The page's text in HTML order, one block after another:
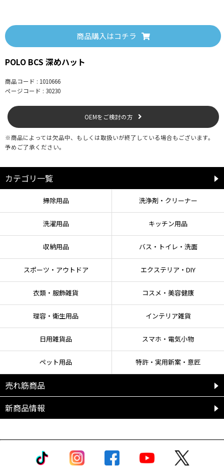
との混合洗いはお避けください。
●素材の特性上、洗濯で多少の縮み、型くずれがあります。洗濯後は弱く絞り
形を整えて陰干ししてください。
●日光の当たる場所や高温・多湿な場所での保管は、変色や劣化の恐れがあり
ますのでお避けください。
この商品はポロ・ビーシーエス株式会社からのライセンス許諾の元、企画生産
したものです。販売元/株式会社シゲマツ
商品購入はコチラ
POLO BCS 深めハット
商品コード : 1010666
ページコード : 30230
OEMをご検討の方
※商品によっては欠品中、もしくは取扱いが終了している場合もございます。
予めご了承ください。
カテゴリ一覧
掃除用品 洗浄剤・クリーナー
洗濯用品 キッチン用品
収納用品 バス・トイレ・洗面
スポーツ・アウトドア エクステリア・DIY
衣類・服飾雑貨 コスメ・美容健康
理容・衛生用品 インテリア雑貨
日用雑貨品 スマホ・電気小物
ペット用品 特許・実用新案・意匠
売れ筋商品
新商品情報